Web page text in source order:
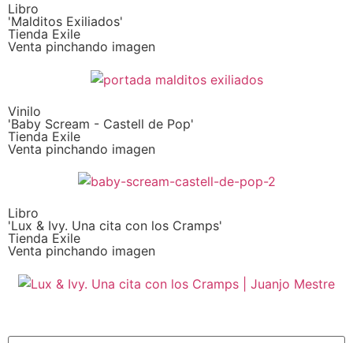
Libro
'Malditos Exiliados'
Tienda Exile
Venta pinchando imagen
Vinilo
'Baby Scream - Castell de Pop'
Tienda Exile
Venta pinchando imagen
Libro
'Lux & Ivy. Una cita con los Cramps'
Tienda Exile
Venta pinchando imagen